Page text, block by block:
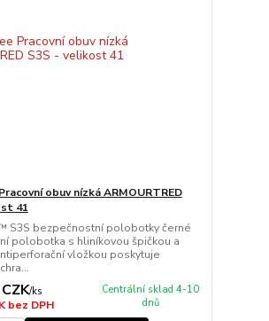
obuv nízká ARMOURTRED
41
S3S bezpečnostní polobotky černé
polobotka s hliníkovou špičkou a
vložkou poskytuje
/ks
bez DPH
Centrální sklad 4-10
dnů